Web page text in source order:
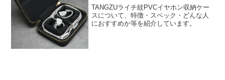
護性能
TANGZUライチ紋PVCイヤホン収納ケー
スについて、特徴・スペック・どんな人
におすすめか等を紹介しています。